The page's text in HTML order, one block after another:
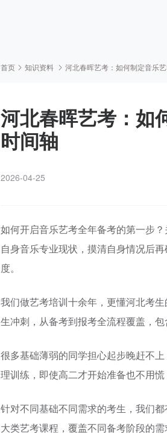
首页 知识资料 河北春晖艺考：如何制定音乐
河北春晖艺考：如
时间轴
2026-04-25
如何开启音乐艺考全年备考的第一步
自身音乐专业现状，摸清自身情况后
度。
我们做艺考培训十余年，更懂河北考
生冲刺，从备考到报考全流程覆盖，
很多基础薄弱的同学担心起步晚赶不
理训练，即使高二才开始准备也不用
针对不同基础不同需求的考生，我们
大类艺考课程，覆盖不同备考阶段的